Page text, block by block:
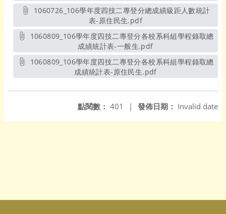
表-原住民生.pdf另開新視窗
成績統計表-一般生.pdf另開新視窗
成績統計表-原住民生.pdf另開新視窗
發佈日期： Invalid date
點閱數： 401 |